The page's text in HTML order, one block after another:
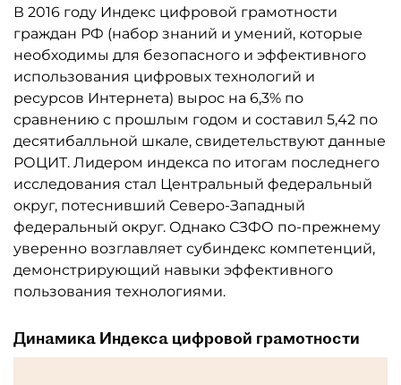
В 2016 году Индекс цифровой грамотности
граждан РФ (набор знаний и умений, которые
необходимы для безопасного и эффективного
использования цифровых технологий и
ресурсов Интернета) вырос на 6,3% по
сравнению с прошлым годом и составил 5,42 по
десятибалльной шкале, свидетельствуют данные
РОЦИТ. Лидером индекса по итогам последнего
исследования стал Центральный федеральный
округ, потеснивший Северо-Западный
федеральный округ. Однако СЗФО по-прежнему
уверенно возглавляет субиндекс компетенций,
демонстрирующий навыки эффективного
пользования технологиями.
Динамика Индекса цифровой грамотности